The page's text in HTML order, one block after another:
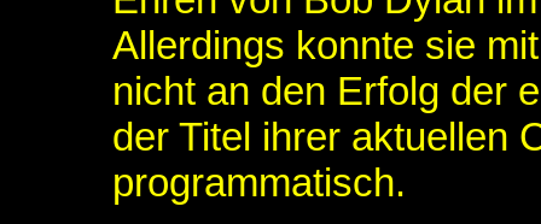
Allerdings konnte sie
nicht an den Erfolg der
der Titel ihrer aktuellen
programmatisch.